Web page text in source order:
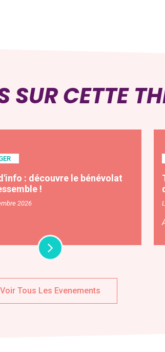
SUR CETTE
: découvre le bénévolat
!
2026
Voir Tous Les Evenements